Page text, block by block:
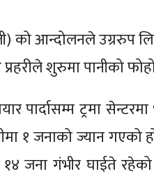
को आन्दोलनले उग्ररुप
प्रहरीले शुरुमा पानीको
पार्दासम्म ट्रमा
१ जनाको ज्यान गएको
जना गंभीर घाईते